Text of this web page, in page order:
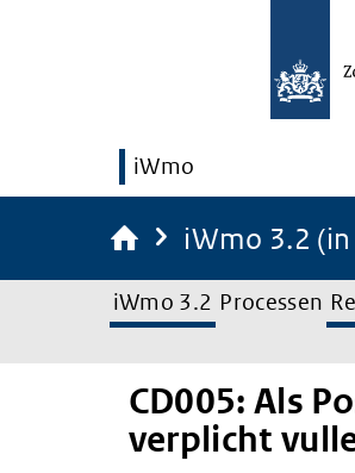
iWmo
iWmo 3.2
iWmo 3.2 Processen
CD005: Als
verplicht